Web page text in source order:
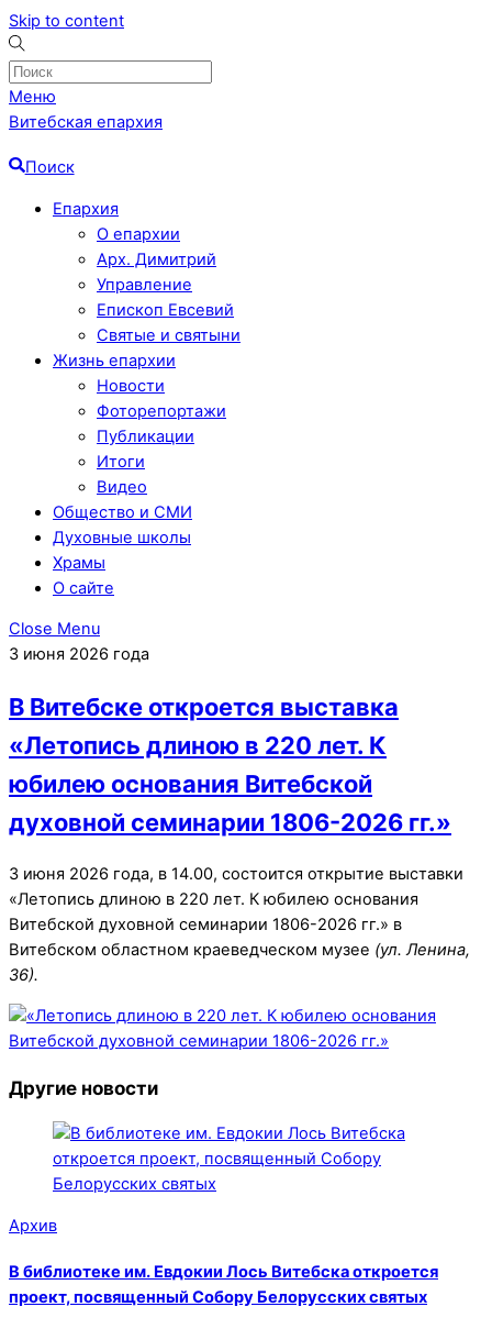
Skip to content
Меню
Витебская епархия
Поиск
Епархия
О епархии
Арх. Димитрий
Управление
Епископ Евсевий
Святые и святыни
Жизнь епархии
Новости
Фоторепортажи
Публикации
Итоги
Видео
Общество и СМИ
Духовные школы
Храмы
О сайте
Close Menu
3 июня 2026 года
В Витебске откроется выставка
«Летопись длиною в 220 лет. К
юбилею основания Витебской
духовной семинарии 1806-2026 гг.»
3 июня 2026 года, в 14.00, состоится открытие выставки
«Летопись длиною в 220 лет. К юбилею основания
Витебской духовной семинарии 1806-2026 гг.» в
Витебском областном краеведческом музее (ул. Ленина,
36).
Другие новости
Архив
В библиотеке им. Евдокии Лось Витебска откроется
проект, посвященный Собору Белорусских святых